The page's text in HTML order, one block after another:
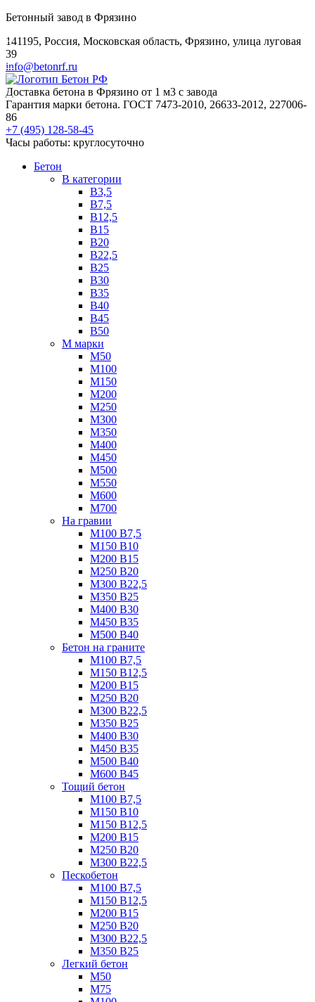
Бетонный завод в Фрязино
141195, Россия, Московская область, Фрязино, улица луговая
39
info@betonrf.ru
Доставка бетона в Фрязино от 1 м3 с завода
Гарантия марки бетона. ГОСТ 7473-2010, 26633-2012, 227006-
86
+7 (495) 128-58-45
Часы работы: круглосуточно
Бетон
B категории
B3,5
B7,5
B12,5
B15
B20
B22,5
B25
B30
B35
B40
B45
B50
М марки
М50
М100
М150
М200
М250
М300
М350
М400
М450
М500
М550
М600
М700
На гравии
М100 B7,5
М150 B10
М200 B15
М250 B20
М300 B22,5
М350 B25
М400 B30
М450 B35
М500 B40
Бетон на граните
М100 B7,5
М150 B12,5
М200 B15
М250 B20
М300 B22,5
М350 B25
М400 B30
М450 B35
М500 B40
М600 B45
Тощий бетон
М100 В7,5
М150 В10
М150 В12,5
М200 В15
М250 В20
М300 В22,5
Пескобетон
М100 В7,5
М150 В12,5
М200 В15
М250 В20
М300 В22,5
М350 В25
Легкий бетон
М50
М75